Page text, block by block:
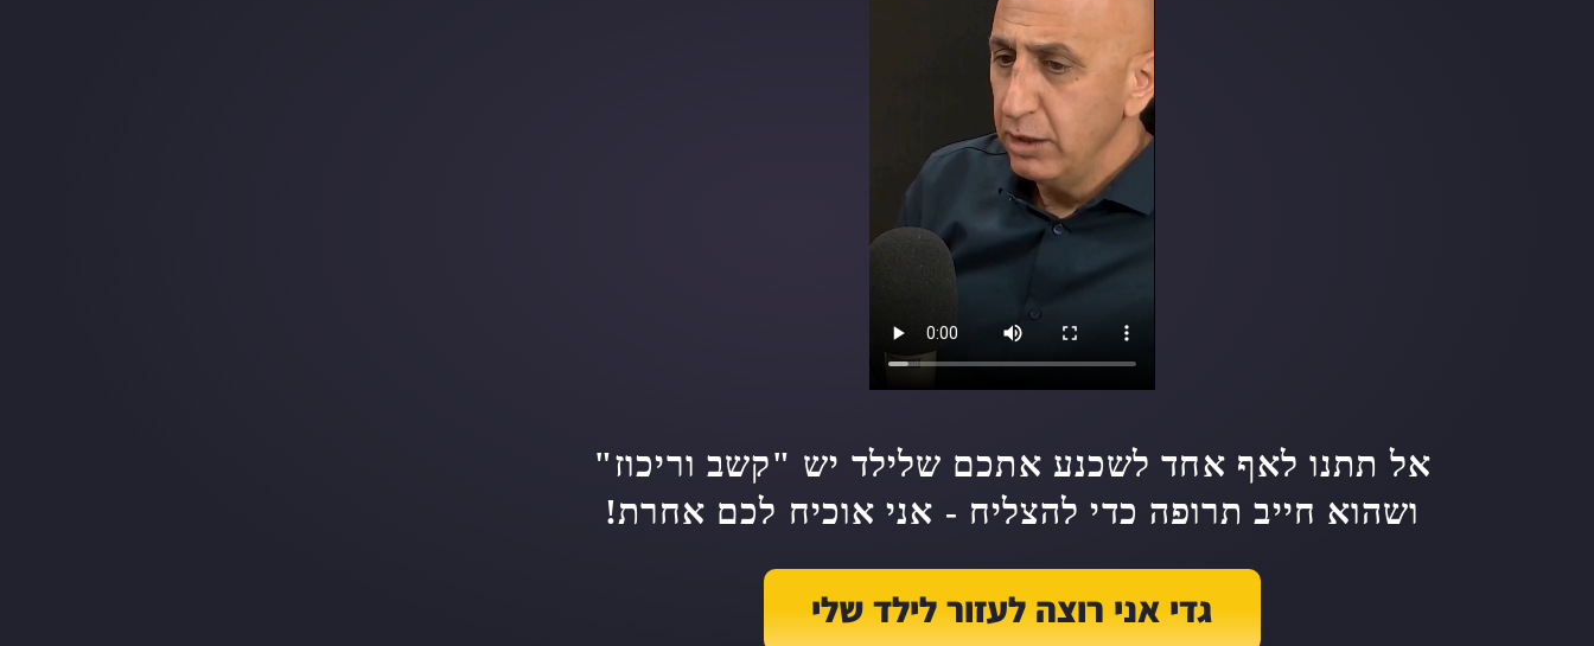
אל תתנו לאף אחד לשכנע אתכם שלילד יש "קשב וריכוז"
ושהוא חייב תרופה כדי להצליח - אני אוכיח לכם אחרת!
גדי אני רוצה לעזור לילד שלי